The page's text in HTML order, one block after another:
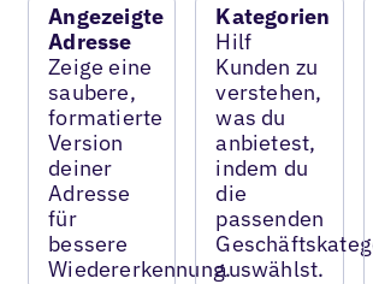
Angezeigte
Adresse
Zeige eine
saubere,
formatierte
Version
deiner
Adresse
für
bessere
Wiedererkennung.
Kategorien
Hilf
Kunden zu
verstehen,
was du
anbietest,
indem du
die
passenden
auswählst.